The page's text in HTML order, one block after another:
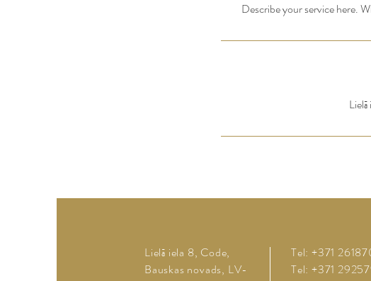
Describe your service here.
Lielā iela 8, Code,
Bauskas novads, LV-
Tel: +371
Tel: +371